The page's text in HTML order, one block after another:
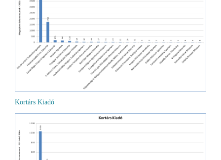
Kortárs Kiadó